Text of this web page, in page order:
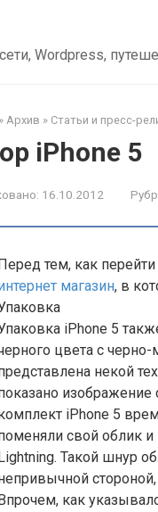
Wordpress,
» Архив » Статьи и пресс-
iPhone 5
16.10.2012
тем, как
магазин, в
iPhone 5
цвета с
некой
iPhone 5
свой облик
Такой шнур
как